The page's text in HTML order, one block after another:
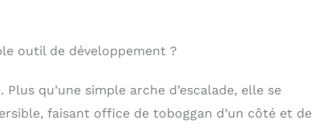
outil de développement ?
qu’une simple arche d’escalade, elle se
faisant office de toboggan d’un côté et de